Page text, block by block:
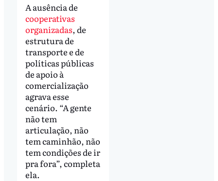
A ausência de
cooperativas
organizadas, de
estrutura de
transporte e de
políticas públicas
de apoio à
comercialização
agrava esse
cenário. “A gente
não tem
articulação, não
tem caminhão, não
tem condições de ir
pra fora”, completa
ela.